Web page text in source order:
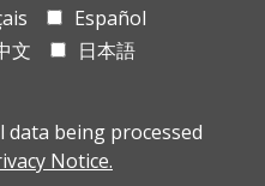
Español
文
日本語
being processed
Notice.